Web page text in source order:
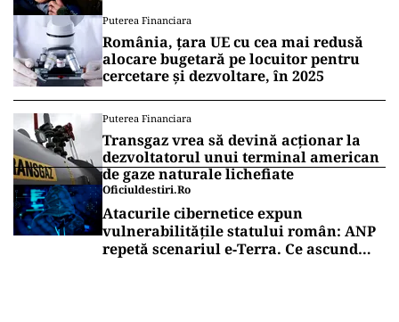
de la Înalta Curte
Puterea Financiara
România, țara UE cu cea mai redusă
alocare bugetară pe locuitor pentru
cercetare și dezvoltare, în 2025
Puterea Financiara
Transgaz vrea să devină acționar la
dezvoltatorul unui terminal american
de gaze naturale lichefiate
Oficiuldestiri.ro
Atacurile cibernetice expun
vulnerabilitățile statului român: ANP
repetă scenariul e‑Terra. Ce ascund